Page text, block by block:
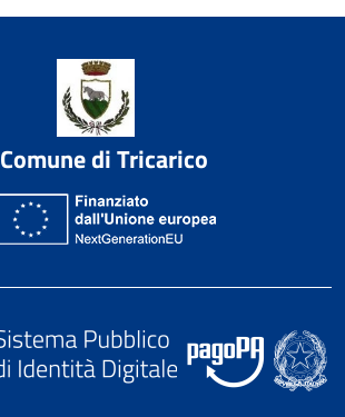
Comune di Tricarico